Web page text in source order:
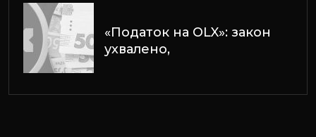
«Податок на OLX»: закон
ухвалено,